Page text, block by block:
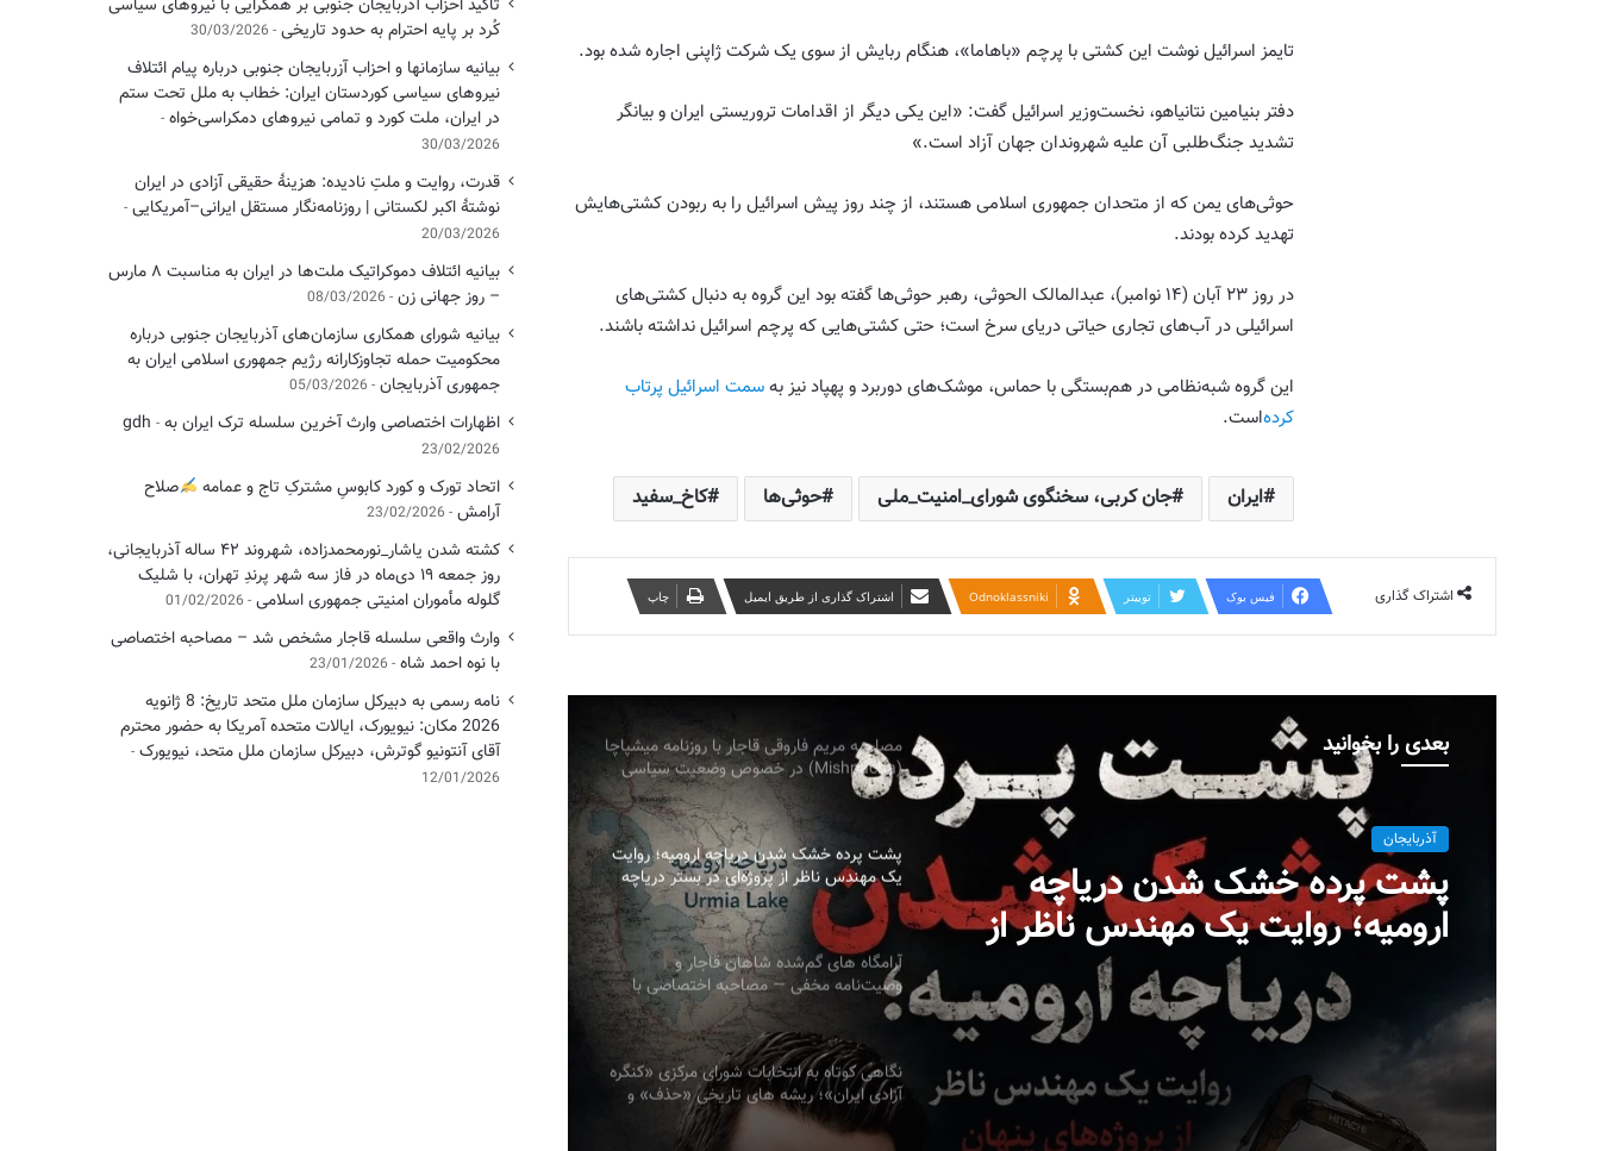
تایمز اسرائیل نوشت این کشتی با پرچم «باهاما»، هنگام ربایش از سوی یک شرکت ژاپنی اجاره شده بود.
دفتر بنیامین نتانیاهو، نخست‌وزیر اسرائیل گفت: «این یکی دیگر از اقدامات تروریستی ایران و بیانگر
تشدید جنگ‌طلبی آن علیه شهروندان جهان آزاد است.»
حوثی‌های یمن که از متحدان جمهوری اسلامی هستند، از چند روز پیش اسرائیل را به ربودن کشتی‌هایش
تهدید کرده بودند.
در روز ۲۳ آبان (۱۴ نوامبر)، عبدالمالک الحوثی، رهبر حوثی‌ها گفته بود این گروه به دنبال کشتی‌های
اسرائیلی در آب‌های تجاری حیاتی دریای سرخ است؛ حتی کشتی‌هایی که پرچم اسرائیل نداشته باشند.
این گروه شبه‌نظامی در هم‌بستگی با حماس، موشک‌های دوربرد و پهپاد نیز بهسمت اسرائیل پرتاب
کرده‌است.
ایران جان کربی، سخنگوی شورای_امنیت_ملی حوثی‌ها کاخ_سفید
اشتراک گذاری فیس بوک توییتر ‫Odnoklassniki اشتراک گذاری از طریق ایمیل چاپ
بعدی را بخوانید
آذربایجان
پشت پرده خشک شدن دریاچه
ارومیه؛ روایت یک مهندس ناظر از
پروژه‌ای در بستر دریاچه به قلم:
میلاد ایوبی ایروانلو فعال سیاسی و
مهندس ناظر سابق قرارگاه
خاتم‌الانبیاء
به مناسبت سالروز اعتراضات مردم آذربایجان
احمدی‌نژاد یا پهلوی؟ افشاگری نیویورک تایمز
و درس‌های تلخ برای اپوزیسیون ایرانی
سابق قرارگاه خاتم )
تأکید احزاب آذربایجان جنوبی بر همگرایی با
نیروهای سیاسی کُرد بر پایه احترام به حدود
تاریخی
بیانیه سازمانها و احزاب آزربایجان جنوبی درباره
مصاحبه مریم فاروقی قاجار با روزنامه میشپاچا
(Mishpacha) در خصوص وضعیت سیاسی
اجتماعی ایران
پشت پرده خشک شدن دریاچه ارومیه؛ روایت
یک مهندس ناظر از پروژه‌ای در بستر دریاچه
به قلم: میلاد ایوبی ایروانلو فعال سیاسی و
مهندس ناظر سابق قرارگاه خاتم‌الانبیاء
آرامگاه های گم‌شده شاهان قاجار و
وصیت‌نامه مخفی — مصاحبه اختصاصی با
پرنسس مریم فاروقی قاجار
نگاهی کوتاه به انتخابات شورای مرکزی «کنگره
آزادی ایران»؛ ریشه های تاریخی «حذف» و
ضرورت ضمانت های نهادی سیمین صبری
تأکید احزاب آذربایجان جنوبی بر همگرایی با نیروهای سیاسی
کُرد بر پایه احترام به حدود تاریخی 30/03/2026
بیانیه سازمانها و احزاب آزربایجان جنوبی درباره پیام ائتلاف
نیروهای سیاسی کوردستان ایران: خطاب به ملل تحت ستم
در ایران، ملت کورد و تمامی نیروهای دمکراسی‌خواه
30/03/2026
قدرت، روایت و ملتِ نادیده: هزینهٔ حقیقی آزادی در ایران
نوشتهٔ اکبر لکستانی | روزنامه‌نگار مستقل ایرانی–آمریکایی
20/03/2026
بیانیه ائتلاف دموکراتیک ملت‌ها در ایران به مناسبت ۸ مارس
– روز جهانی زن 08/03/2026
بیانیه شورای همکاری سازمان‌های آذربایجان جنوبی درباره
محکومیت حمله تجاوزکارانه رژیم جمهوری اسلامی ایران به
جمهوری آذربایجان 05/03/2026
اظهارات اختصاصی وارث آخرین سلسله ترک ایران به gdh
23/02/2026
اتحاد تورک و کورد کابوسِ مشترکِ تاج و عمامه
​صلاح
آرامش 23/02/2026
کشته شدن یاشار_نورمحمدزاده، شهروند ۴۲ ساله آذربایجانی،
روز جمعه ۱۹ دی‌ماه در فاز سه شهر پرندِ تهران، با شلیک
گلوله مأموران امنیتی جمهوری اسلامی 01/02/2026
وارث واقعی سلسله قاجار مشخص شد – مصاحبه اختصاصی
با نوه احمد شاه 23/01/2026
نامه رسمی به دبیرکل سازمان ملل متحد تاریخ: 8 ژانویه
2026 مکان: نیویورک، ایالات متحده آمریکا به حضور محترم
آقای آنتونیو گوترش، دبیرکل سازمان ملل متحد، نیویورک
12/01/2026